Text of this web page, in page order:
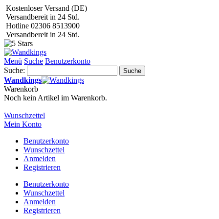
Kostenloser Versand (DE)
Versandbereit in 24 Std.
Hotline 02306 8513900
Versandbereit in 24 Std.
Menü Suche Benutzerkonto
Suche:
Suche
Wandkings
Warenkorb
Noch kein Artikel im Warenkorb.
Wunschzettel
Mein Konto
Benutzerkonto
Wunschzettel
Anmelden
Registrieren
Benutzerkonto
Wunschzettel
Anmelden
Registrieren